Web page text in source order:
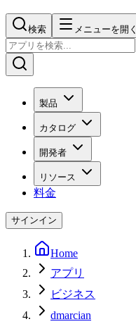
検索 メニューを開く
製品
カタログ
開発者
リソース
料金
サインイン
Home
アプリ
ビジネス
dmarcian